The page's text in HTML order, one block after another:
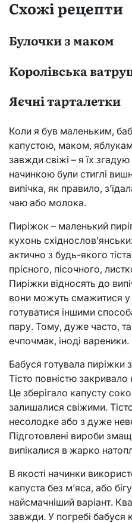
Схожі рецепти
Булочки з маком
Королівська
Яєчні тарталетки
Коли я був маленьким,
капустою, маком,
завжди свіжі – я їх
начинкою були стиглі
випічка, як правило,
чаю або молока.
Пиріжок – маленький
кухонь
актично з будь-якого
прісного, пісочного,
Пиріжки відносять до
вони можуть смажитися у
готуватися іншими
пару. Тому, дуже часто,
ечпочмак, іноді вареники.
Бабуся готувала пиріжки
Тісто повністю
Це зберігало капусту
залишалися свіжими.
несолодке або з дуже
Підготовлені вироби
випікалися в жарко
В якості начинки
капуста без м’яса, або
найсмачніший варіант.
завжди. У погребі бабуся